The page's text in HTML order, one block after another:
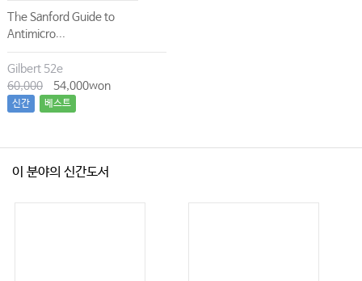
The Sanford Guide to
Antimicro...
Gilbert 52e
60,000
54,000won
신간 베스트
이 분야의 신간도서